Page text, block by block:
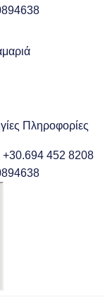
Πληροφορίες
452 8208